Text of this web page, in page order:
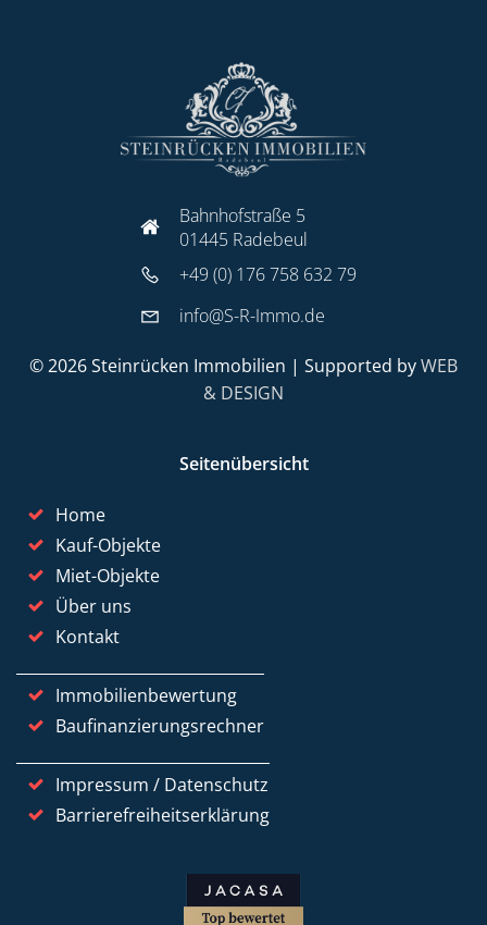
Bahnhofstraße 5
01445 Radebeul
+49 (0) 176 758 632 79
info@S-R-Immo.de
© 2026 Steinrücken Immobilien | Supported byWEB
& DESIGN
Seitenübersicht
Home
Kauf-Objekte
Miet-Objekte
Über uns
Kontakt
Immobilienbewertung
Baufinanzierungsrechner
Impressum / Datenschutz
Barrierefreiheitserklärung